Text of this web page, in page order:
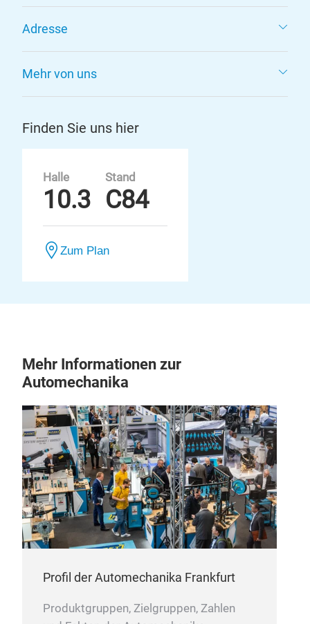
Adresse
Mehr von uns
Finden Sie uns hier
Halle
10.3
Stand
C84
Zum Plan
Mehr Informationen zur
Automechanika
Profil der Automechanika Frankfurt
Produktgruppen, Zielgruppen, Zahlen